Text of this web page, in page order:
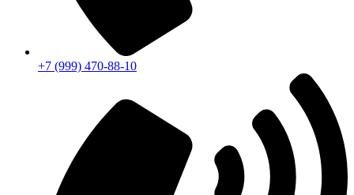
+7 (999) 470-88-10